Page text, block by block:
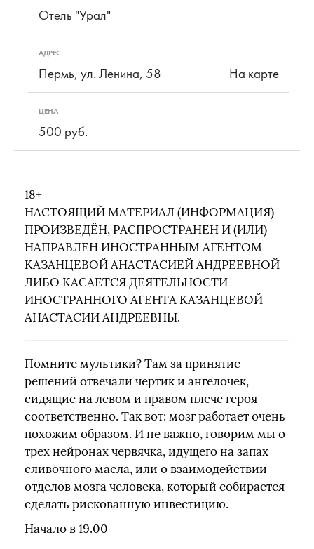
Отель "Урал"
АДРЕС
Пермь, ул. Ленина, 58 На карте
ЦЕНА
500 руб.
18+
НАСТОЯЩИЙ МАТЕРИАЛ (ИНФОРМАЦИЯ)
ПРОИЗВЕДЁН, РАСПРОСТРАНЕН И (ИЛИ)
НАПРАВЛЕН ИНОСТРАННЫМ АГЕНТОМ
КАЗАНЦЕВОЙ АНАСТАСИЕЙ АНДРЕЕВНОЙ
ЛИБО КАСАЕТСЯ ДЕЯТЕЛЬНОСТИ
ИНОСТРАННОГО АГЕНТА КАЗАНЦЕВОЙ
АНАСТАСИИ АНДРЕЕВНЫ.
Помните мультики? Там за принятие
решений отвечали чертик и ангелочек,
сидящие на левом и правом плече героя
соответственно. Так вот: мозг работает очень
похожим образом. И не важно, говорим мы о
трех нейронах червячка, идущего на запах
сливочного масла, или о взаимодействии
отделов мозга человека, который собирается
сделать рискованную инвестицию.
Начало в 19.00